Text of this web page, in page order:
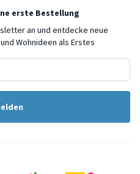
erste Bestellung
an und entdecke neue
Wohnideen als Erstes